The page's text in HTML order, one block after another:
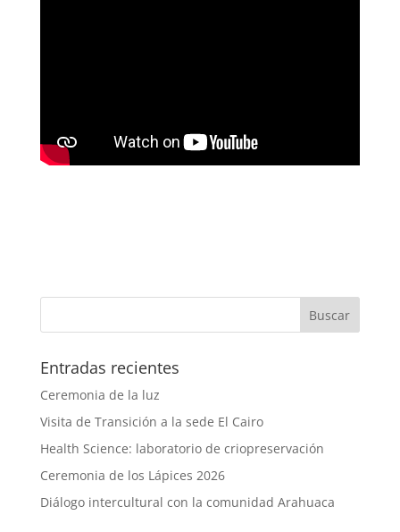
Entradas recientes
Ceremonia de la luz
Visita de Transición a la sede El Cairo
Health Science: laboratorio de criopreservación
Ceremonia de los Lápices 2026
Diálogo intercultural con la comunidad Arahuaca